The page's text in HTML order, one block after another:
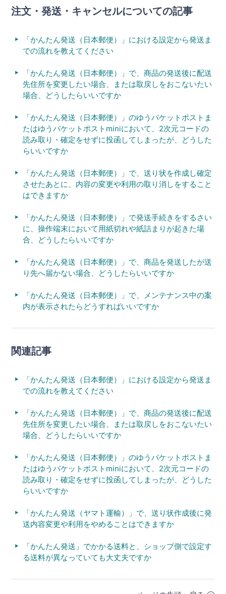
注文・発送・キャンセルについての記事
「かんたん発送（日本郵便）」における設定から発送ま
での流れを教えてください
「かんたん発送（日本郵便）」で、商品の発送後に配送
先住所を変更したい場合、または取戻しをおこないたい
場合、どうしたらいいですか
「かんたん発送（日本郵便）」のゆうパケットポストま
たはゆうパケットポストminiにおいて、2次元コードの
読み取り・確定をせずに投函してしまったが、どうした
らいいですか
「かんたん発送（日本郵便）」で、送り状を作成し確定
させたあとに、内容の変更や利用の取り消しをすること
はできますか
「かんたん発送（日本郵便）」で発送手続きをするさい
に、操作端末において用紙切れや紙詰まりが起きた場
合、どうしたらいいですか
「かんたん発送（日本郵便）」で、商品を発送したが送
り先へ届かない場合、どうしたらいいですか
「かんたん発送（日本郵便）」で、メンテナンス中の案
内が表示されたらどうすればいいですか
関連記事
「かんたん発送（日本郵便）」における設定から発送ま
での流れを教えてください
「かんたん発送（日本郵便）」で、商品の発送後に配送
先住所を変更したい場合、または取戻しをおこないたい
場合、どうしたらいいですか
「かんたん発送（日本郵便）」のゆうパケットポストま
たはゆうパケットポストminiにおいて、2次元コードの
読み取り・確定をせずに投函してしまったが、どうした
らいいですか
「かんたん発送（ヤマト運輸）」で、送り状作成後に発
送内容変更や利用をやめることはできますか
「かんたん発送」でかかる送料と、ショップ側で設定す
る送料が異なっていても大丈夫ですか